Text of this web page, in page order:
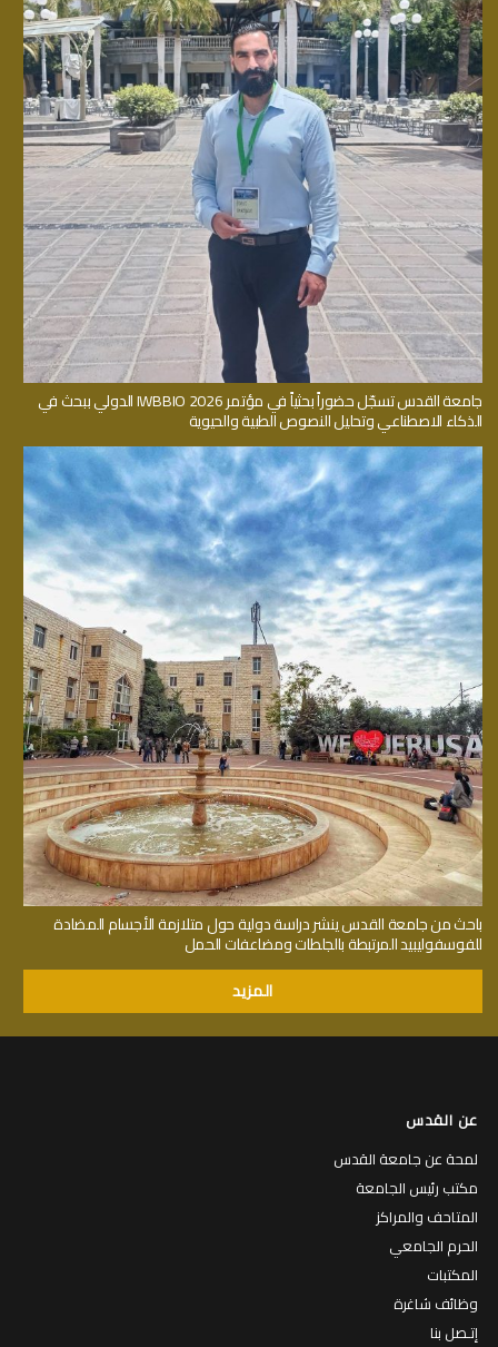
جامعة القدس تسجّل حضوراً بحثياً في مؤتمر IWBBIO 2026 الدولي ببحث في
الذكاء الاصطناعي وتحليل النصوص الطبية والحيوية
باحث من جامعة القدس ينشر دراسة دولية حول متلازمة الأجسام المضادة
للفوسفوليبيد المرتبطة بالجلطات ومضاعفات الحمل
المزيد
عن القدس
لمحة عن جامعة القدس
مكتب رئيس الجامعة
المتاحف والمراكز
الحرم الجامعي
المكتبات
وظائف شاغرة
إتـصل بنا